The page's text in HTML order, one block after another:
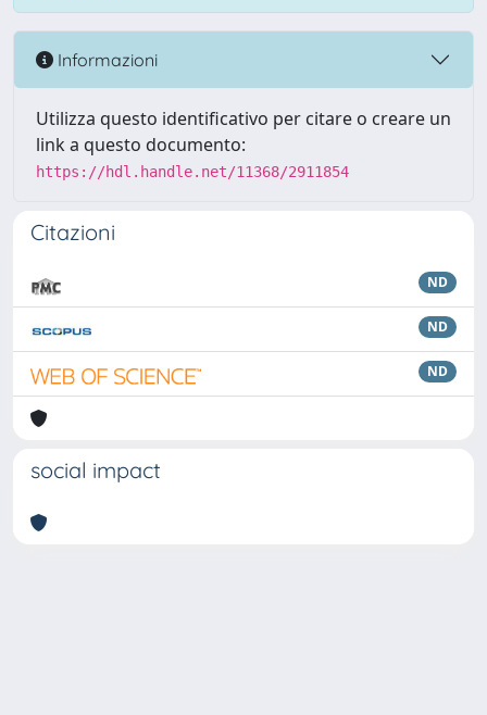
Informazioni
Utilizza questo identificativo per citare o creare un
link a questo documento:
https://hdl.handle.net/11368/2911854
Citazioni
ND
ND
ND
social impact